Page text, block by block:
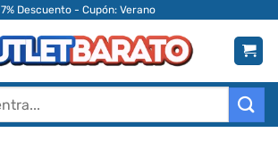
7% Descuento - Cupón: Verano